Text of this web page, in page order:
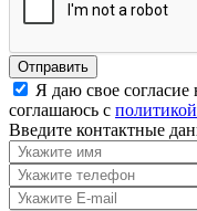
Я даю свое
соглашаюсь с
Введите контактные